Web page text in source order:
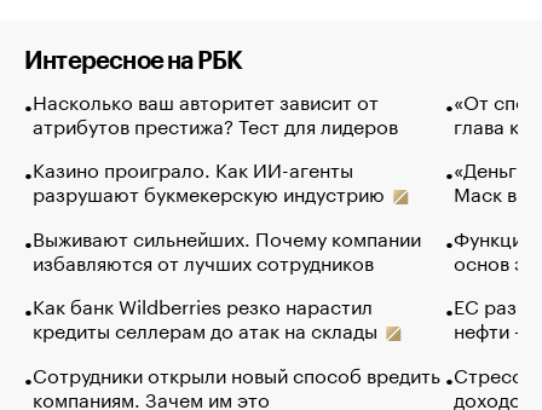
Интересное на РБК
Насколько ваш авторитет зависит от
атрибутов престижа? Тест для лидеров
Казино проиграло. Как ИИ-агенты
разрушают букмекерскую индустрию
Выживают сильнейших. Почему компании
избавляются от лучших сотрудников
Как банк Wildberries резко нарастил
кредиты селлерам до атак на склады
Сотрудники открыли новый способ вредить
компаниям. Зачем им это
«От
глава
«Деньги
Маск в
Функции
основ
ЕС
нефти —
Стресс
доходов